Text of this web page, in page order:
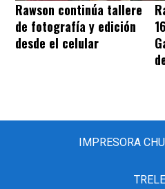
Rawson continúa tallere
de fotografía y edición
desde el celular
IMPRESORA